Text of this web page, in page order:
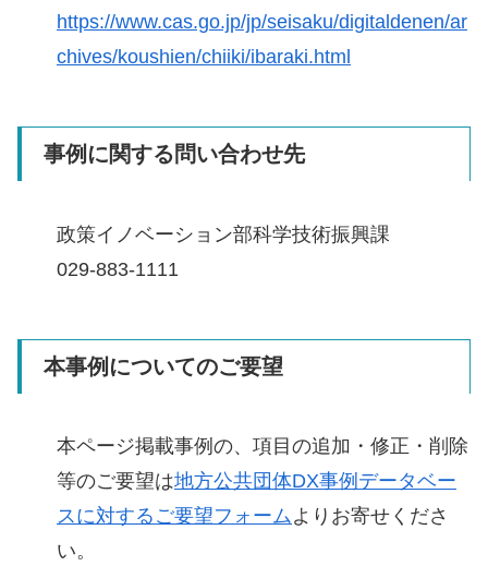
https://www.cas.go.jp/jp/seisaku/digitaldenen/ar
chives/koushien/chiiki/ibaraki.html
事例に関する問い合わせ先
政策イノベーション部科学技術振興課
029-883-1111
本事例についてのご要望
本ページ掲載事例の、項目の追加・修正・削除
等のご要望は地方公共団体DX事例データベー
スに対するご要望フォーム よりお寄せくださ
い。